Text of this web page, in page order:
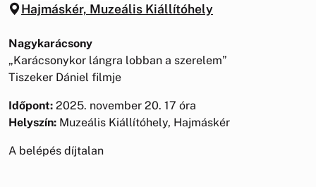
Hajmáskér, Muzeális Kiállítóhely
Nagykarácsony
„Karácsonykor lángra lobban a szerelem”
Tiszeker Dániel filmje
Időpont: 2025. november 20. 17 óra
Helyszín: Muzeális Kiállítóhely, Hajmáskér
A belépés díjtalan